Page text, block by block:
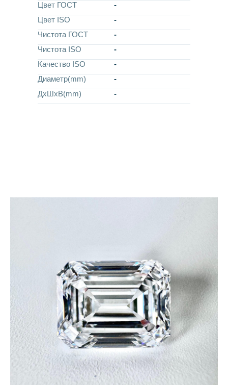
Цвет ГОСТ
-
Цвет ISO
-
Чистота ГОСТ
-
Чистота ISO
-
Качество ISO
-
Диаметр(mm)
-
ДхШхВ(mm)
-